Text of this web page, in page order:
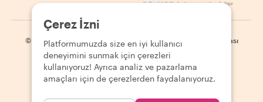
Kullanılabilirlik destinasyona göre değişir
© 2026 Withlocals.com Gizlilik Politikası | Site haritası
Çerez İzni
Platformumuzda size en iyi kullanıcı
deneyimini sunmak için çerezleri
kullanıyoruz! Ayrıca analiz ve pazarlama
amaçları için de çerezlerden faydalanıyoruz.